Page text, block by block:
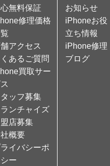
無料保証
修理価格
アクセス
あるご質問
買取サー
ッフ募集
ンチャイズ
店募集
概要
イバシーポ
ー
お知らせ
iPhoneお役
立ち情報
iPhone修理
ブログ